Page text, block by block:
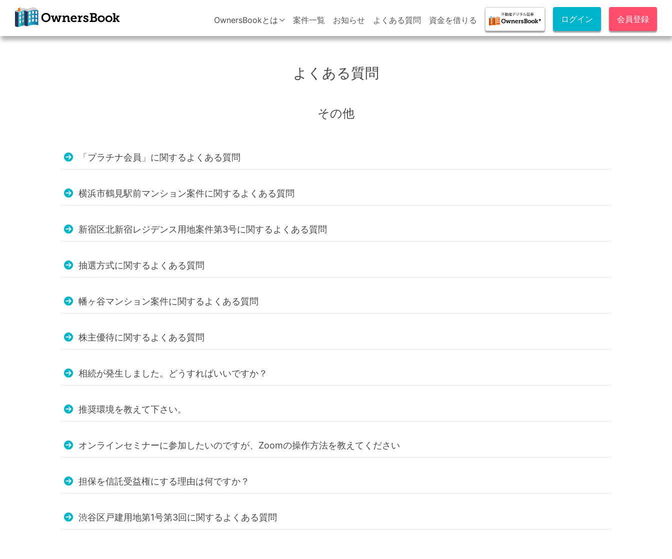
クラウドファン
OwnersBookとは 案件一覧 お知らせ よくある質問 資金を借りる ログイン 会員登録
よくある質問
その他
「プラチナ会員」に関するよくある質問
横浜市鶴見駅前マンション案件に関するよくある質問
新宿区北新宿レジデンス用地案件第3号に関するよくある質問
抽選方式に関するよくある質問
幡ヶ谷マンション案件に関するよくある質問
株主優待に関するよくある質問
相続が発生しました。どうすればいいですか？
推奨環境を教えて下さい。
オンラインセミナーに参加したいのですが、Zoomの操作方法を教えてください
担保を信託受益権にする理由は何ですか？
渋谷区戸建用地第1号第3回に関するよくある質問